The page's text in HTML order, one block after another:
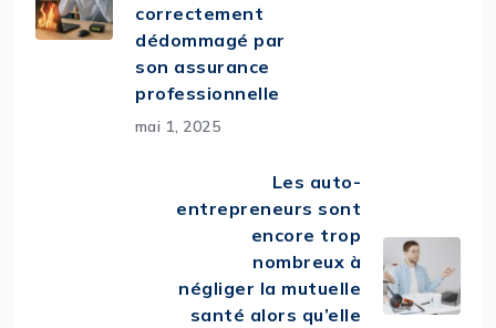
correctement
dédommagé par
son assurance
professionnelle
mai 1, 2025
Les auto-
entrepreneurs sont
encore trop
nombreux à
négliger la mutuelle
santé alors qu’elle